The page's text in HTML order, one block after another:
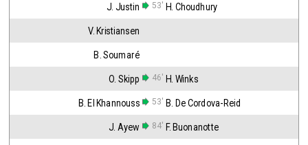
J. Justin 53' H. Choudhury
V. Kristiansen
B. Soumaré
O. Skipp 46' H. Winks
B. El Khannouss 53' B. De Cordova-Reid
J. Ayew 84' F. Buonanotte